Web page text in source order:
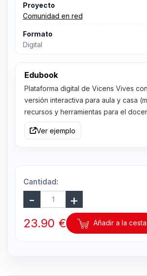
Proyecto
Comunidad en red
Formato
Digital
Edubook
Plataforma digital de Vicens Vives
versión interactiva para aula y casa
recursos y herramientas para el
Ver ejemplo
Cantidad:
23.90 € Añadir a la cesta